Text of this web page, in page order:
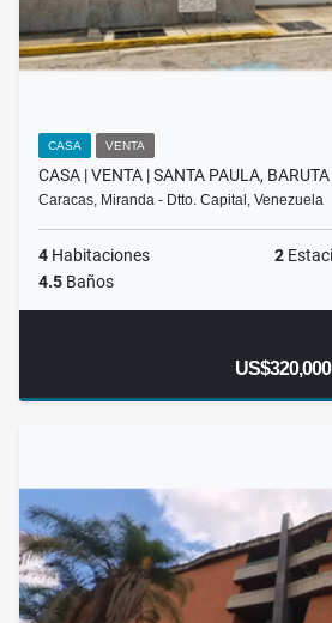
CASA VENTA
CASA | VENTA | SANTA PAULA,
Caracas, Miranda - Dtto. Capital, Venezuela
4 Habitaciones 2
4.5 Baños
US$320,000